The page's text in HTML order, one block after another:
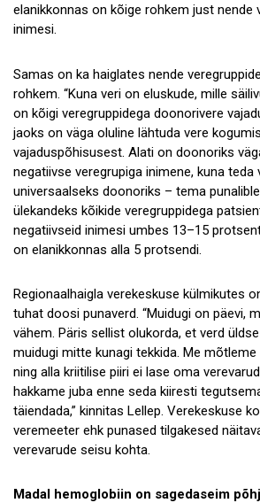
elanikkonnas on kõige rohkem just nende
inimesi.
Samas on ka haiglates nende
rohkem. “Kuna veri on eluskude, mille
on kõigi veregruppidega doonorivere
jaoks on väga oluline lähtuda vere
vajaduspõhisusest. Alati on doonoriks
negatiivse veregrupiga inimene, kuna teda
universaalseks doonoriks – tema
ülekandeks kõikide veregruppidega
negatiivseid inimesi umbes 13–15
on elanikkonnas alla 5 protsendi.
Regionaalhaigla verekeskuse külmikutes
tuhat doosi punaverd. “Muidugi on päevi,
vähem. Päris sellist olukorda, et verd
muidugi mitte kunagi tekkida. Me
ning alla kriitilise piiri ei lase oma
hakkame juba enne seda kiiresti
täiendada,” kinnitas Lellep. Verekeskuse
veremeeter ehk punased tilgakesed
verevarude seisu kohta.
Madal hemoglobiin on sagedaseim